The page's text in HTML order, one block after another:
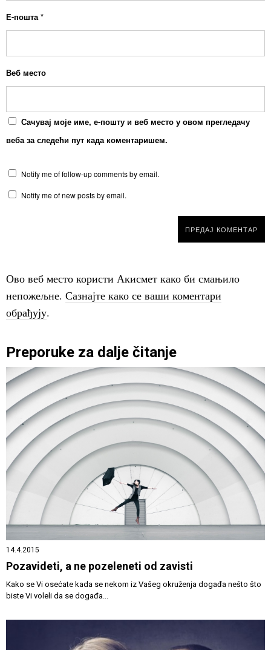
Е-пошта*
Веб место
Сачувај моје име, е-пошту и веб место у овом прегледачу
веба за следећи пут када коментаришем.
Notify me of follow-up comments by email.
Notify me of new posts by email.
Ово веб место користи Акисмет како би смањило
непожељне. Сазнајте како се ваши коментари
обрађују.
Preporuke za dalje čitanje
14.4.2015
Pozavideti, a ne pozeleneti od zavisti
Kako se Vi osećate kada se nekom iz Vašeg okruženja događa nešto što
biste Vi voleli da se događa...